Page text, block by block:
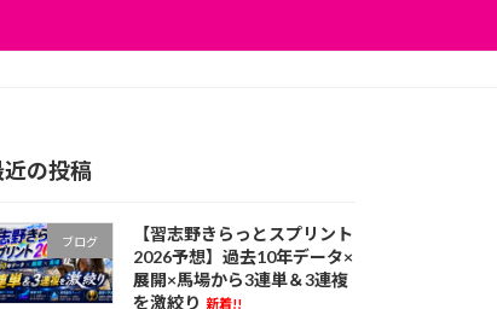
近の投稿
ブログ
【習志野きらっとスプリント
2026予想】過去10年データ×
展開×馬場から3連単＆3連複
を激絞り 新着!!